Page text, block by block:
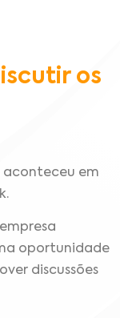
os
aconteceu em
oportunidade
discussões